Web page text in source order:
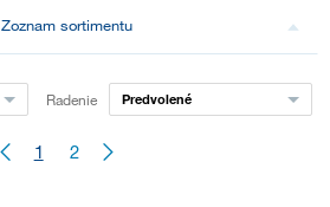
Zoznam sortimentu
Radenie Predvolené
1 2